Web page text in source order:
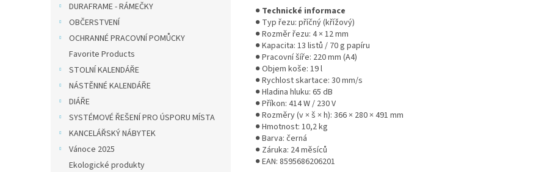
DURAFRAME - RÁMEČKY
OBČERSTVENÍ
OCHRANNÉ PRACOVNÍ POMŮCKY
Favorite Products
STOLNÍ KALENDÁŘE
NÁSTĚNNÉ KALENDÁŘE
DIÁŘE
SYSTÉMOVÉ ŘEŠENÍ PRO ÚSPORU MÍSTA
KANCELÁŘSKÝ NÁBYTEK
Vánoce 2025
Ekologické produkty
● Technické informace
● Typ řezu: příčný (křížový)
● Rozměr řezu: 4 × 12 mm
● Kapacita: 13 listů / 70 g papíru
● Pracovní šíře: 220 mm (A4)
● Objem koše: 19 l
● Rychlost skartace: 30 mm/s
● Hladina hluku: 65 dB
● Příkon: 414 W / 230 V
● Rozměry (v × š × h): 366 × 280 × 491 mm
● Hmotnost: 10,2 kg
● Barva: černá
● Záruka: 24 měsíců
● EAN: 8595686206201